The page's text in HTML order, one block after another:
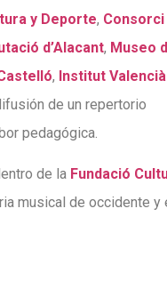
y Deporte, Consorci
d’Alacant, Museo
, Institut
de un repertorio
pedagógica.
de la Fundació
musical de occidente y